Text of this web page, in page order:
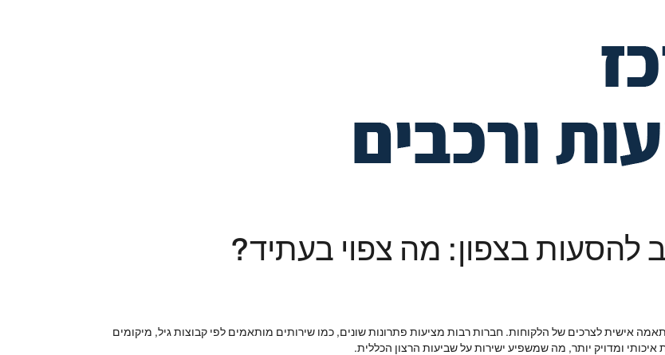
להסעות בצפון: מה צפוי בעתיד?
אישית לצרכים של הלקוחות. חברות רבות מציעות פתרונות שונים, כמו שירותים מותאמים לפי קבוצות גיל, מיקומים
ומדויק יותר, מה שמשפיע ישירות על שביעות הרצון הכללית.